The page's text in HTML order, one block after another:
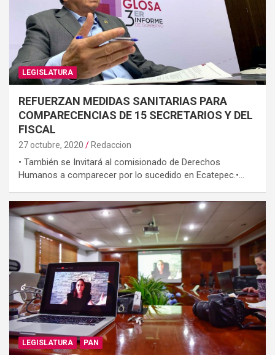
LEGISLATURA
REFUERZAN MEDIDAS SANITARIAS PARA
COMPARECENCIAS DE 15 SECRETARIOS Y DEL
FISCAL
27 octubre, 2020 Redaccion
• También se Invitará al comisionado de Derechos
Humanos a comparecer por lo sucedido en Ecatepec.•…
LEGISLATURA PAN